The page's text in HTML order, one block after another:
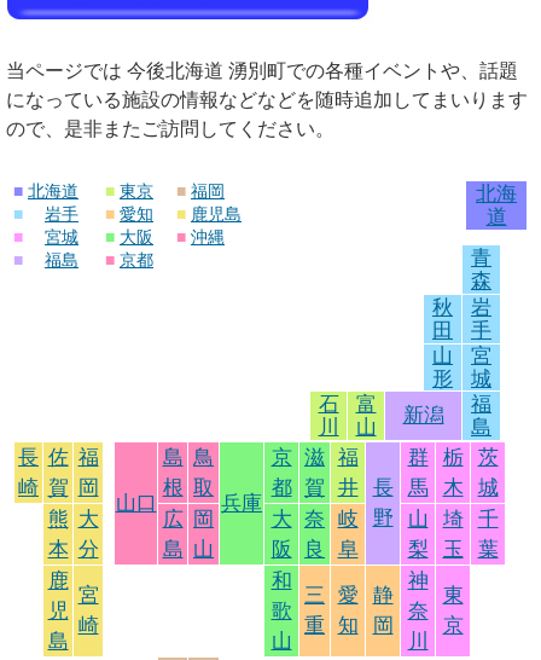
当ページでは 今後北海道 湧別町での各種イベントや、話題
になっている施設の情報などなどを随時追加してまいります
ので、是非またご訪問してください。
■ 北海道
■
岩手
■
宮城
■
福島
■ 東京
■ 愛知
■ 大阪
■ 京都
■ 福岡
■ 鹿児島
■ 沖縄
北海
道
青
森
秋
田
岩
手
山
形
宮
城
石
川
富
山
新潟
福
島
長
崎
佐
賀
福
岡
山口
島
根
鳥
取
兵庫
京
都
滋
賀
福
井
長
野
群
馬
栃
木
茨
城
熊
本
大
分
広
島
岡
山
大
阪
奈
良
岐
阜
山
梨
埼
玉
千
葉
鹿
児
島
宮
崎
和
歌
山
三
重
愛
知
静
岡
神
奈
川
東
京